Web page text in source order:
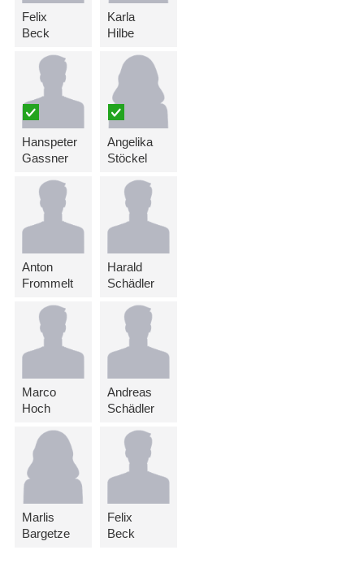
Felix
Beck
Hanspeter
Gassner
Anton
Frommelt
Marco
Hoch
Marlis
Bargetze
Karla
Hilbe
Angelika
Stöckel
Harald
Schädler
Andreas
Schädler
Felix
Beck